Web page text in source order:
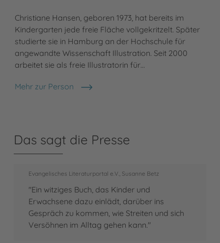
Christiane Hansen, geboren 1973, hat bereits im
Kindergarten jede freie Fläche vollgekritzelt. Später
studierte sie in Hamburg an der Hochschule für
angewandte Wissenschaft Illustration. Seit 2000
arbeitet sie als freie Illustratorin für…
Mehr zur Person
Christiane Hansen
Das sagt die Presse
Evangelisches Literaturportal e.V., Susanne Betz
"Ein witziges Buch, das Kinder und
Erwachsene dazu einlädt, darüber ins
Gespräch zu kommen, wie Streiten und sich
Versöhnen im Alltag gehen kann."